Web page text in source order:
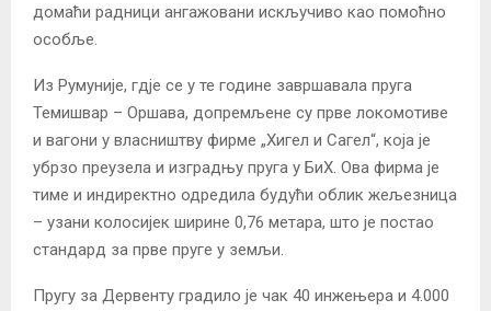
домаћи радници ангажовани искључиво као помоћно
особље.
Из Румуније, гдје се у те године завршавала пруга
Темишвар – Оршава, допремљене су прве локомотиве
и вагони у власништву фирме „Хигел и Сагел“, која је
убрзо преузела и изградњу пруга у БиХ. Ова фирма је
тиме и индиректно одредила будући облик жељезница
– узани колосијек ширине 0,76 метара, што је постао
стандард за прве пруге у земљи.
Пругу за Дервенту градило је чак 40 инжењера и 4.000